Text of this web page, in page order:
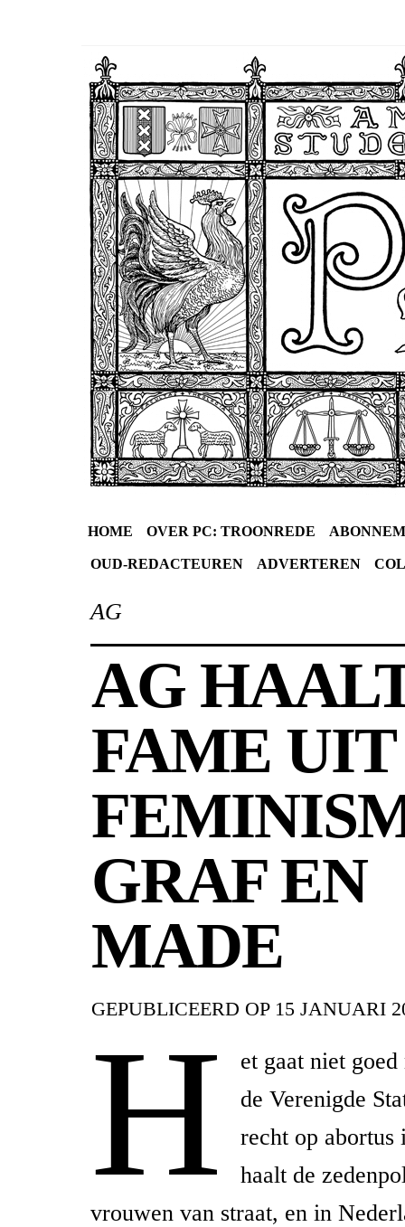
HOME OVER PC: TROONREDE
OUD-REDACTEUREN ADVERTEREN
AG
AG
FAME UIT
GRAF EN
MADE
GEPUBLICEERD OP 15 JANUARI
H
et gaat niet
de Verenigde
recht op
haalt de
vrouwen van straat, en in